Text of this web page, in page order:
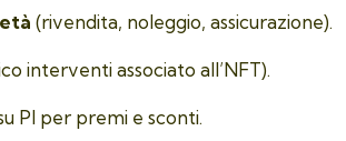
(rivendita, noleggio, assicurazione).
interventi associato all’NFT).
PI per premi e sconti.